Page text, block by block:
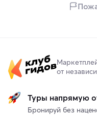
от
Туры напрямую
Бронируй без